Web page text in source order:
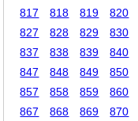
817
818 819 820
827
828 829 830
837
838 839 840
847
848 849 850
857
858 859 860
867
868 869 870